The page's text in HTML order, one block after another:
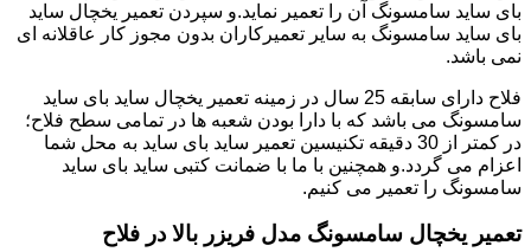
بای ساید سامسونگ آن را تعمیر نماید.و سپردن تعمیر یخچال ساید
بای ساید سامسونگ به سایر تعمیرکاران بدون مجوز کار عاقلانه ای
نمی باشد.
فلاح دارای سابقه 25 سال در زمینه تعمیر یخچال ساید بای ساید
سامسونگ می باشد که با دارا بودن شعبه ها در تمامی سطح فلاح؛
در کمتر از 30 دقیقه تکنیسین تعمیر ساید بای ساید به محل شما
اعزام می گردد.و همچنین با ما با ضمانت کتبی ساید بای ساید
سامسونگ را تعمیر می کنیم.
تعمیر یخچال سامسونگ مدل فریزر بالا در فلاح